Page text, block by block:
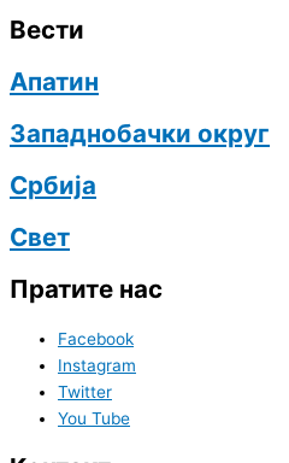
Вести
Апатин
Западнобачки округ
Србија
Свет
Пратите нас
Facebook
Instagram
Twitter
You Tube